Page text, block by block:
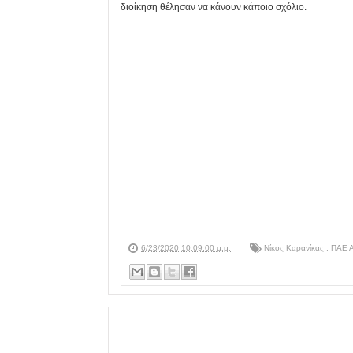
διοίκηση θέλησαν να κάνουν κάποιο σχόλιο.
6/23/2020 10:09:00 μ.μ. Νίκος Καρανίκας , ΠΑΕ